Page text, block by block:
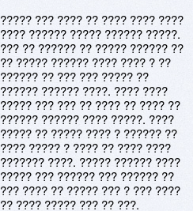
????? ??? ???? ?? ???? ???? ????
???? ?????? ????? ?????? ?????.
??? ?? ?????? ?? ????? ?????? ??
?? ????? ?????? ???? ???? ? ??
?????? ?? ??? ??? ????? ??
?????? ?????? ????. ???? ????
????? ??? ??? ?? ???? ?? ???? ??
?????? ?????? ???? ?????. ????
????? ?? ????? ???? ? ?????? ??
???? ????? ? ???? ?? ???? ????
??????? ????. ????? ?????? ????
????? ??? ?????? ??? ?????? ??
??? ???? ?? ????? ??? ? ??? ????
?? ???? ????? ??? ?? ???.